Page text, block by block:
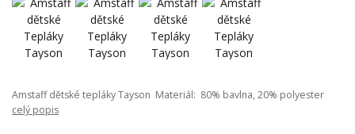
Amstaff dětské tepláky Tayson Materiál: 80% bavlna, 20% polyester
celý popis